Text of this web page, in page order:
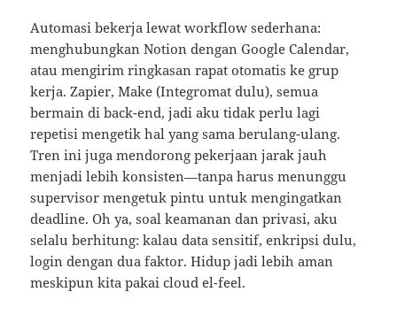
Automasi bekerja lewat workflow sederhana:
menghubungkan Notion dengan Google Calendar,
atau mengirim ringkasan rapat otomatis ke grup
kerja. Zapier, Make (Integromat dulu), semua
bermain di back-end, jadi aku tidak perlu lagi
repetisi mengetik hal yang sama berulang-ulang.
Tren ini juga mendorong pekerjaan jarak jauh
menjadi lebih konsisten—tanpa harus menunggu
supervisor mengetuk pintu untuk mengingatkan
deadline. Oh ya, soal keamanan dan privasi, aku
selalu berhitung: kalau data sensitif, enkripsi dulu,
login dengan dua faktor. Hidup jadi lebih aman
meskipun kita pakai cloud el-feel.